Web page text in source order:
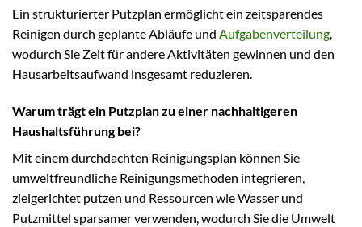
Ein strukturierter Putzplan ermöglicht ein zeitsparendes
Reinigen durch geplante Abläufe und Aufgabenverteilung,
wodurch Sie Zeit für andere Aktivitäten gewinnen und den
Hausarbeitsaufwand insgesamt reduzieren.
Warum trägt ein Putzplan zu einer nachhaltigeren
Haushaltsführung bei?
Mit einem durchdachten Reinigungsplan können Sie
umweltfreundliche Reinigungsmethoden integrieren,
zielgerichtet putzen und Ressourcen wie Wasser und
Putzmittel sparsamer verwenden, wodurch Sie die Umwelt